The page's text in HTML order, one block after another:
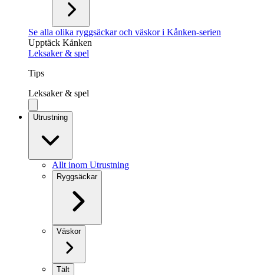
Se alla olika ryggsäckar och väskor i Kånken-serien
Upptäck Kånken
Leksaker & spel
Tips
Leksaker & spel
Utrustning
Allt inom Utrustning
Ryggsäckar
Väskor
Tält